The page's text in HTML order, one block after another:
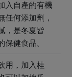
入自產的有機
任何添加劑，
，是冬夏皆
保健食品。
用，加入桂